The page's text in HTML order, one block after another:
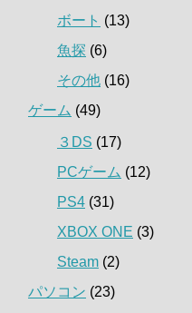
ボート (13)
魚探 (6)
その他 (16)
ゲーム (49)
３DS (17)
PCゲーム (12)
PS4 (31)
XBOX ONE (3)
Steam (2)
パソコン (23)